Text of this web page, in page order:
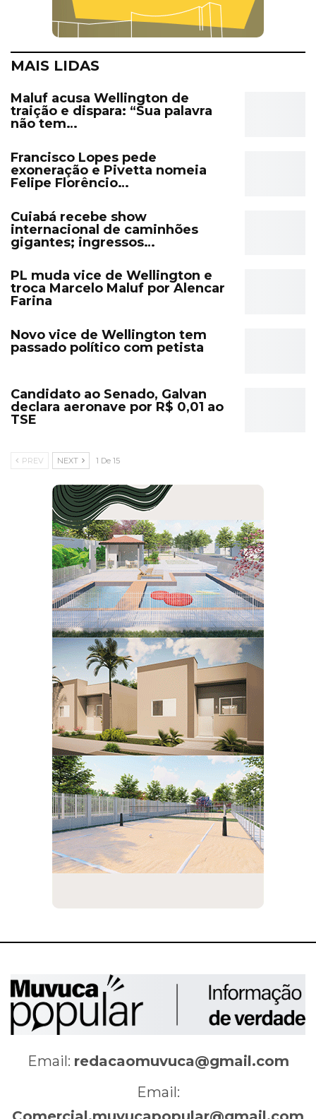
MAIS LIDAS
Maluf acusa Wellington de
traição e dispara: “Sua palavra
não tem…
Francisco Lopes pede
exoneração e Pivetta nomeia
Felipe Florêncio…
Cuiabá recebe show
internacional de caminhões
gigantes; ingressos…
PL muda vice de Wellington e
troca Marcelo Maluf por Alencar
Farina
Novo vice de Wellington tem
passado político com petista
Candidato ao Senado, Galvan
declara aeronave por R$ 0,01 ao
TSE
PREV NEXT 1 De 15
Email: redacaomuvuca@gmail.com
Email: